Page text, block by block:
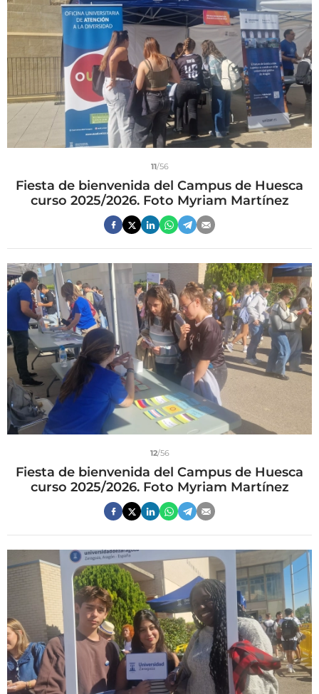
11/56
Fiesta de bienvenida del Campus de Huesca
curso 2025/2026. Foto Myriam Martínez
12/56
Fiesta de bienvenida del Campus de Huesca
curso 2025/2026. Foto Myriam Martínez